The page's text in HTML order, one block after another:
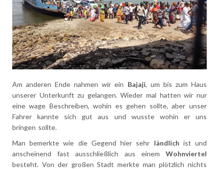
Am anderen Ende nahmen wir ein Bajaji, um bis zum Haus
unserer Unterkunft zu gelangen. Wieder mal hatten wir nur
eine wage Beschreiben, wohin es gehen sollte, aber unser
Fahrer kannte sich gut aus und wusste wohin er uns
bringen sollte.
Man bemerkte wie die Gegend hier sehr ländlich ist und
anscheinend fast ausschließlich aus einem Wohnviertel
besteht. Von der großen Stadt merkte man plötzlich nichts